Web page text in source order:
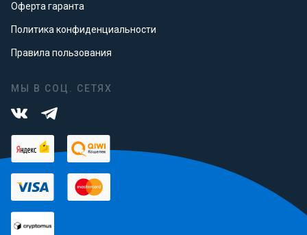
Оферта гаранта
Политика конфиденциальности
Правила пользования
МЫ В СОЦ. СЕТЯХ